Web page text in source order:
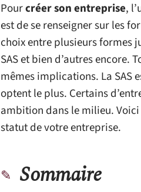
Pourcréer son entreprise,
est de se renseigner sur les
choix entre plusieurs formes
SAS et bien d’autres encore.
mêmes implications. La SAS
optent le plus. Certains
ambition dans le milieu.
statut de votre entreprise.
Sommaire